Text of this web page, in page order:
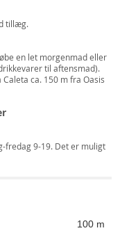
tillæg.
en let morgenmad eller
til aftensmad).
ca. 150 m fra Oasis
fredag 9-19. Det er muligt
100 m